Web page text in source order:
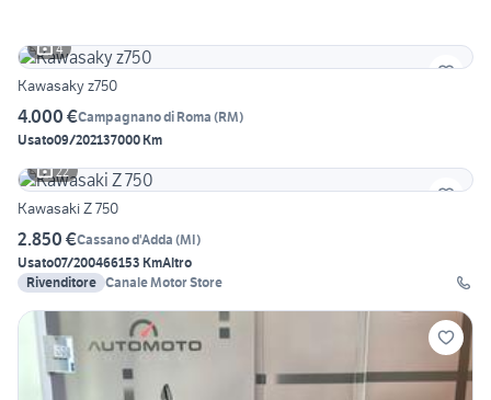
4
Kawasaky z750
4.000 €Campagnano di Roma (RM)
Usato09/202137000 Km
22
Kawasaki Z 750
2.850 €Cassano d'Adda (MI)
Usato07/200466153 KmAltro
Rivenditore Canale Motor Store